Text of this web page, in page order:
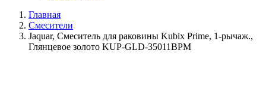
Главная
Смесители
Jaquar, Смеситель для раковины Kubix Prime, 1-рычаж.,
Глянцевое золото KUP-GLD-35011BPM